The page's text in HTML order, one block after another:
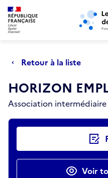
Aller au menu principal Aller
Retour à la liste
HORIZON
Association intermédiaire
Actions rapides
Voir
Retour au début de la page
Panneau de gestion des